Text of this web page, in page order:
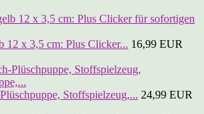
12 x 3,5 cm: Plus Clicker... 16,99 EUR
Stoffspielzeug,... 24,99 EUR